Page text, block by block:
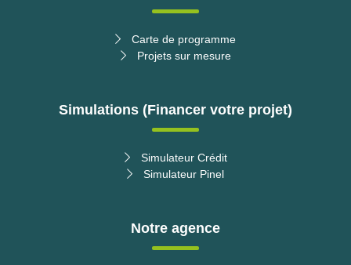
Carte de programme
Projets sur mesure
Simulations (Financer votre projet)
Simulateur Crédit
Simulateur Pinel
Notre agence